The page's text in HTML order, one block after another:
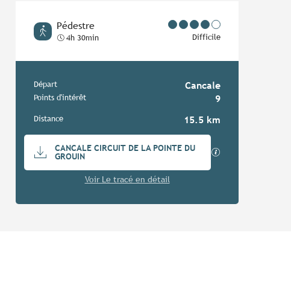
Pédestre
4h 30min Difficile
Informations pratiques
Départ Cancale
Points d'intérêt 9
Distance 15.5 km
Documentation
CANCALE CIRCUIT DE LA POINTE DU
GROUIN
Voir Le tracé en détail